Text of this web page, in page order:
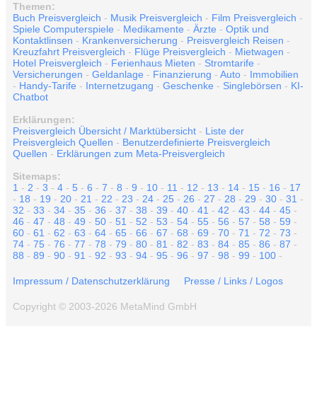
Themen:
Buch Preisvergleich - Musik Preisvergleich - Film Preisvergleich -
Spiele Computerspiele - Medikamente - Ärzte - Optik und
Kontaktlinsen - Krankenversicherung - Preisvergleich Reisen -
Kreuzfahrt Preisvergleich - Flüge Preisvergleich - Mietwagen -
Hotel Preisvergleich - Ferienhaus Mieten - Stromtarife -
Versicherungen - Geldanlage - Finanzierung - Auto - Immobilien
- Handy-Tarife - Internetzugang - Geschenke - Singlebörsen - KI-
Chatbot
Erklärungen:
Preisvergleich Übersicht / Marktübersicht - Liste der
Preisvergleich Quellen - Benutzerdefinierte Preisvergleich
Quellen - Erklärungen zum Meta-Preisvergleich
Sitemaps:
1 - 2 - 3 - 4 - 5 - 6 - 7 - 8 - 9 - 10 - 11 - 12 - 13 - 14 - 15 - 16 - 17
- 18 - 19 - 20 - 21 - 22 - 23 - 24 - 25 - 26 - 27 - 28 - 29 - 30 - 31 -
32 - 33 - 34 - 35 - 36 - 37 - 38 - 39 - 40 - 41 - 42 - 43 - 44 - 45 -
46 - 47 - 48 - 49 - 50 - 51 - 52 - 53 - 54 - 55 - 56 - 57 - 58 - 59 -
60 - 61 - 62 - 63 - 64 - 65 - 66 - 67 - 68 - 69 - 70 - 71 - 72 - 73 -
74 - 75 - 76 - 77 - 78 - 79 - 80 - 81 - 82 - 83 - 84 - 85 - 86 - 87 -
88 - 89 - 90 - 91 - 92 - 93 - 94 - 95 - 96 - 97 - 98 - 99 - 100 -
Impressum / Datenschutzerklärung Presse / Links / Logos
Copyright © 2003-2026 MetaMind GmbH